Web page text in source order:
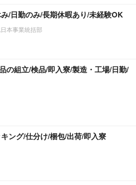
/日勤のみ/長期休暇あり/未経験OK
本事業統括部
の組立/検品/即入寮/製造・工場/日勤/
ング/仕分け/梱包/出荷/即入寮